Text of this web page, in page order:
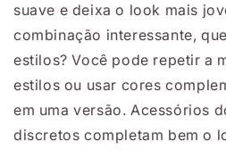
suave e deixa o look mais
combinação interessante,
estilos? Você pode repetir a
estilos ou usar cores
em uma versão. Acessórios
discretos completam bem o